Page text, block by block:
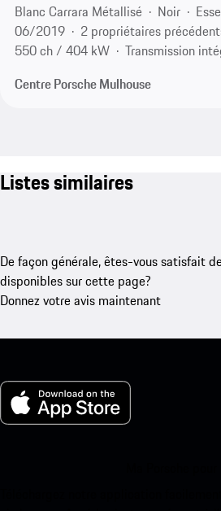
Blanc Carrara Métallisé
Noir
06/2019
2 propriétaires
550 ch / 404 kW
Transmission
Centre Porsche Mulhouse
Listes similaires
De façon générale, êtes-vous satisfait
disponibles sur cette page?
Donnez votre avis maintenant